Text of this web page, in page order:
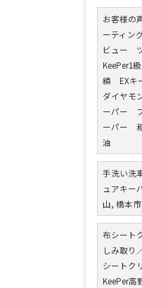
お客様
ーティン
ビュー
KeePer1
績 EXキ
ダイヤモ
ーパー
ーパー
油
手洗い洗
ュアキー
山, 橋本
布シート
しみ取り
シートク
KeePer高